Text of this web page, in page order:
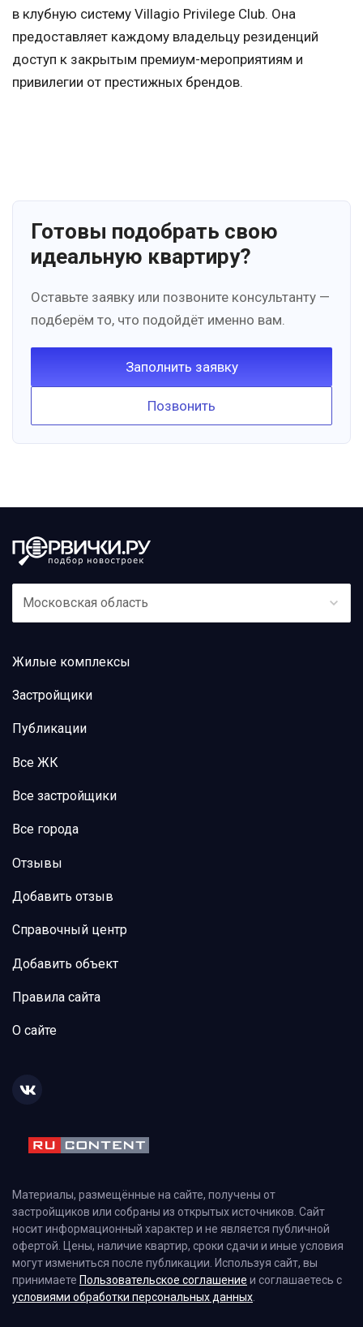
в клубную систему Villagio Privilege Club. Она
предоставляет каждому владельцу резиденций
доступ к закрытым премиум-мероприятиям и
привилегии от престижных брендов.
Готовы подобрать свою
идеальную квартиру?
Оставьте заявку или позвоните консультанту —
подберём то, что подойдёт именно вам.
Заполнить заявку
Позвонить
Московская область
Жилые комплексы
Застройщики
Публикации
Все ЖК
Все застройщики
Все города
Отзывы
Добавить отзыв
Справочный центр
Добавить объект
Правила сайта
О сайте
Материалы, размещённые на сайте, получены от
застройщиков или собраны из открытых источников. Сайт
носит информационный характер и не является публичной
офертой. Цены, наличие квартир, сроки сдачи и иные условия
могут измениться после публикации. Используя сайт, вы
принимаете Пользовательское соглашение и соглашаетесь с
условиями обработки персональных данных